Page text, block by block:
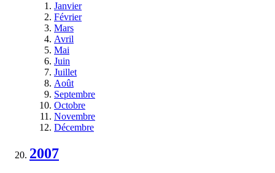
Janvier
Février
Mars
Avril
Mai
Juin
Juillet
Août
Septembre
Octobre
Novembre
Décembre
2007